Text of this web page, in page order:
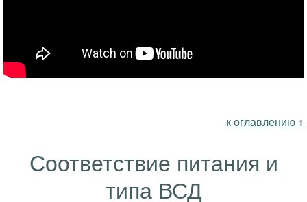
к оглавлению ↑
Соответствие питания и
типа ВСД